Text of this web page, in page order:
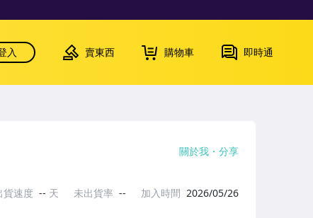
入 賣東西 購物車 即時通
關於我 分享
貨速度 -- 天 未出貨率 -- 加入時間 2026/05/26